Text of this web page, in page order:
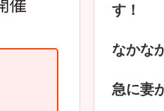
す！
なかな
急に妻